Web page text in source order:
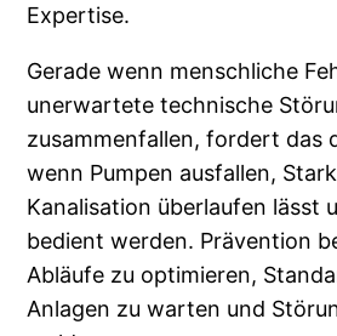
Expertise.
Gerade wenn menschliche
unerwartete technische
zusammenfallen, fordert das
wenn Pumpen ausfallen,
Kanalisation überlaufen lässt
bedient werden. Prävention
Abläufe zu optimieren,
Anlagen zu warten und